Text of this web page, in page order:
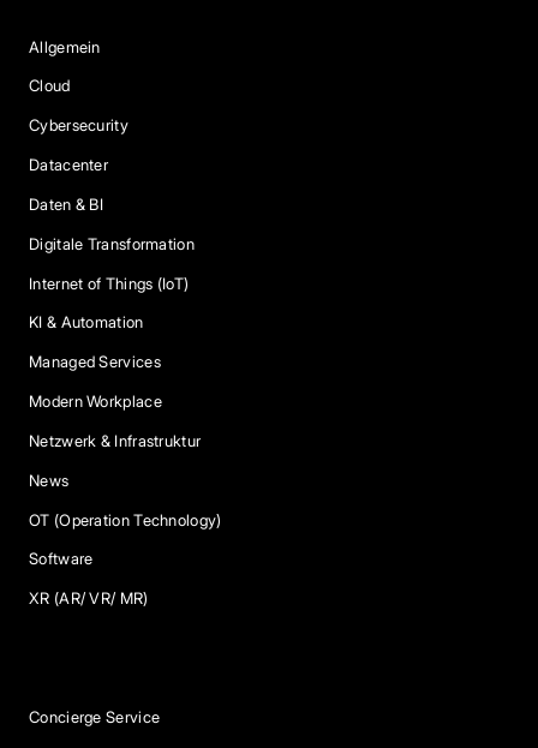
Allgemein
Cloud
Cybersecurity
Datacenter
Daten & BI
Digitale Transformation
Internet of Things (IoT)
KI & Automation
Managed Services
Modern Workplace
Netzwerk & Infrastruktur
News
OT (Operation Technology)
Software
XR (AR/ VR/ MR)
Concierge Service